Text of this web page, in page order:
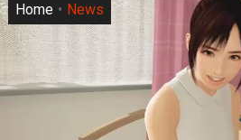
Home News